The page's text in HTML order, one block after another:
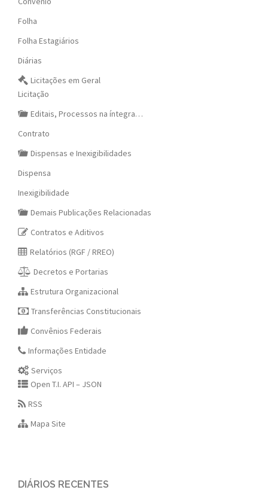
Folha
Folha Estagiários
Diárias
Licitações em Geral
Licitação
Editais, Processos na íntegra…
Contrato
Dispensas e Inexigibilidades
Dispensa
Inexigibilidade
Demais Publicações Relacionadas
Contratos e Aditivos
Relatórios (RGF / RREO)
Decretos e Portarias
Estrutura Organizacional
Transferências Constitucionais
Convênios Federais
Informações Entidade
Serviços
Open T.I. API – JSON
RSS
Mapa Site
DIÁRIOS RECENTES